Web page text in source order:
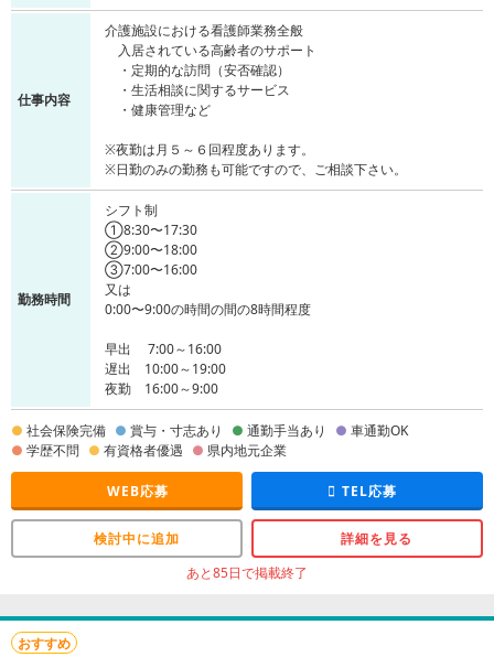
仕事内容
介護施設における看護師業務全般
入居されている高齢者のサポート
・定期的な訪問（安否確認）
・生活相談に関するサービス
・健康管理など
※夜勤は月５～６回程度あります。
※日勤のみの勤務も可能ですので、ご相談下さい。
勤務時間
シフト制
①8:30〜17:30
②9:00〜18:00
③7:00〜16:00
又は
0:00〜9:00の時間の間の8時間程度
早出 7:00～16:00
遅出 10:00～19:00
夜勤 16:00～9:00
社会保険完備 賞与・寸志あり 通勤手当あり
車通勤OK
学歴不問
有資格者優遇 県内地元企業
WEB応募 TEL応募
検討中に追加
詳細を見る
あと85日で掲載終了
おすすめ